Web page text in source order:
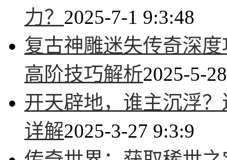
力？ 2025-7-1 9:3:48
复古神雕迷失传奇深
高阶技巧解析2025-5-
开天辟地，谁主沉浮
详解2025-3-27 9:3:9